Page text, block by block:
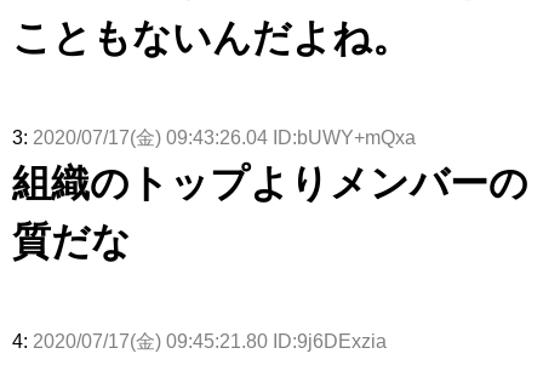
信！【2022.3.22 17:15〜 SHOWROOM】
アイドル – ぷぅアンテナ / 2022年3月22日（火）のメディア情報
ーン.gif
ふぇどみ！ / 【画像】スポ－ツキャスターお姉さん・ハメまくりだったｗｗ
ｗｗｗｗｗｗｗｗｗｗ
ふぇどみ！ / 【悲報】母「裕福な過程が高学歴になるとか大嘘。教育に金を
かけまくったうちの息子が団地住みの貧乏に学歴で負けた」
こともないんだよね。
3: 2020/07/17(金) 09:43:26.04 ID:bUWY+mQxa
組織のトップよりメンバーの
質だな
4: 2020/07/17(金) 09:45:21.80 ID:9j6DExzia